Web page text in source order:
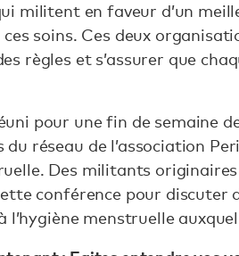
militent en faveur d’un
soins. Ces deux
règles et s’assurer que
pour une fin de semaine
du réseau de l’association
Des militants
conférence pour discuter
l’hygiène menstruelle